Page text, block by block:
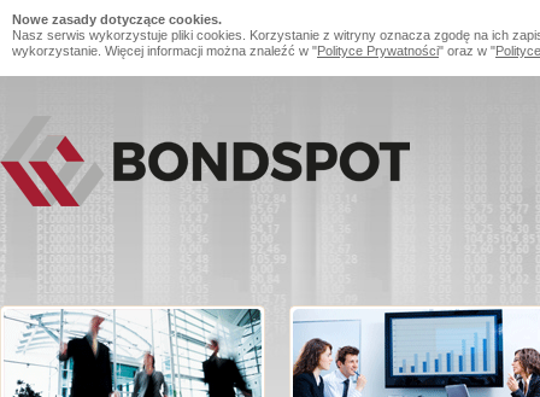
Nowe zasady dotyczące cookies.
Nasz serwis wykorzystuje pliki cookies. Korzystanie z witryny oznacza zgodę na ich
wykorzystanie. Więcej informacji można znaleźć w "Polityce Prywatności" oraz w "